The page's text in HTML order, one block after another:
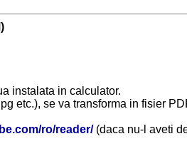
instalata in calculator.
etc.), se va transforma in fisier
ro/reader/(daca nu-l aveti